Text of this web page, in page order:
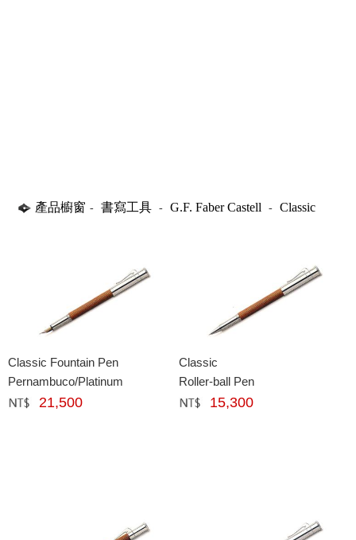
產品櫥窗 - 書寫工具 - G.F. Faber Castell - Classic
Classic Fountain Pen
Pernambuco/Platinum
網購﹕ 21,500
Classic
Roller-ball Pen
網購﹕ 15,300